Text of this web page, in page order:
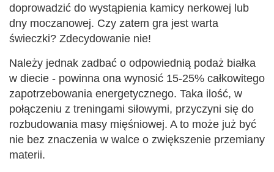
doprowadzić do wystąpienia kamicy nerkowej lub
dny moczanowej. Czy zatem gra jest warta
świeczki? Zdecydowanie nie!
Należy jednak zadbać o odpowiednią podaż białka
w diecie - powinna ona wynosić 15-25% całkowitego
zapotrzebowania energetycznego. Taka ilość, w
połączeniu z treningami siłowymi, przyczyni się do
rozbudowania masy mięśniowej. A to może już być
nie bez znaczenia w walce o zwiększenie przemiany
materii.